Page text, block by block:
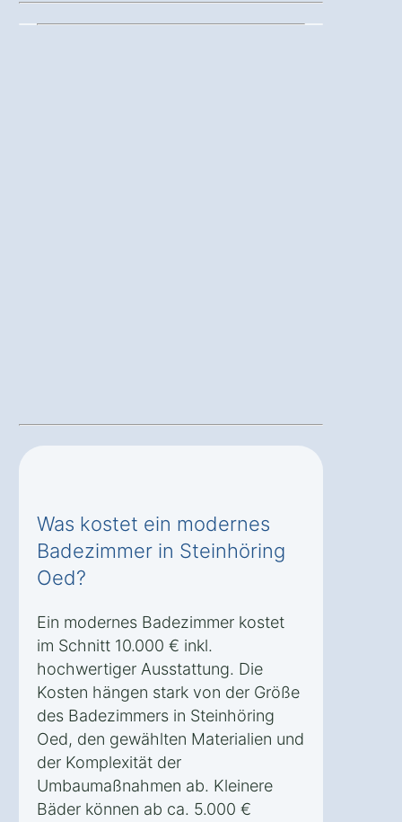
Was kostet ein modernes
Badezimmer in Steinhöring
Oed?
Ein modernes Badezimmer kostet
im Schnitt 10.000 € inkl.
hochwertiger Ausstattung. Die
Kosten hängen stark von der Größe
des Badezimmers in Steinhöring
Oed, den gewählten Materialien und
der Komplexität der
Umbaumaßnahmen ab. Kleinere
Bäder können ab ca. 5.000 €